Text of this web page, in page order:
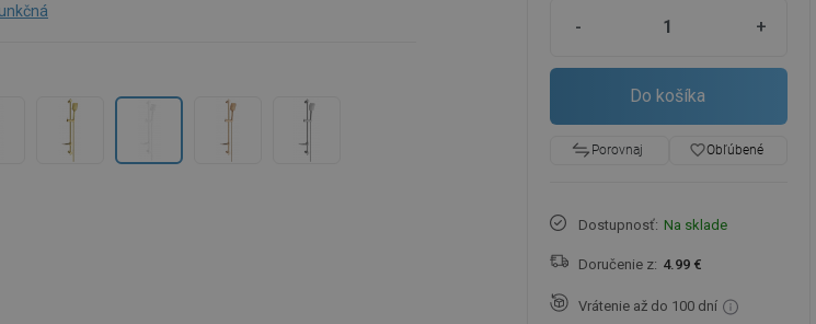
- +
Do košíka
Porovnaj favorite_borderObľúbené
Dostupnosť: Na sklade
Doručenie z: 4.99 €
Vrátenie až do 100 dní